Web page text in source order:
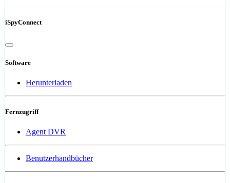
iSpyConnect
Software
Herunterladen
Fernzugriff
Agent DVR
Benutzerhandbücher